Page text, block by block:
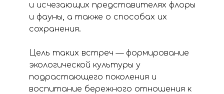
и исчезающих представителях флоры
и фауны, а также о способах их
сохранения.
Цель таких встреч — формирование
экологической культуры у
подрастающего поколения и
воспитание бережного отношения к